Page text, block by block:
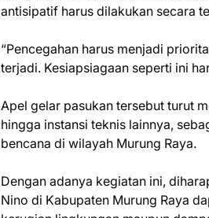
antisipatif harus dilakukan secara
“Pencegahan harus menjadi
terjadi. Kesiapsiagaan seperti ini
Apel gelar pasukan tersebut turut
hingga instansi teknis lainnya,
bencana di wilayah Murung Raya.
Dengan adanya kegiatan ini,
Nino di Kabupaten Murung Raya